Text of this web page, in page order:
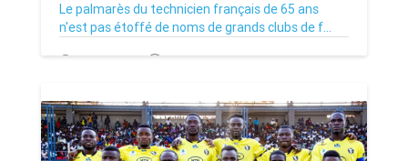
Le palmarès du technicien français de 65 ans
n'est pas étoffé de noms de grands clubs de f...
15/07/23 Par MenouActu 0